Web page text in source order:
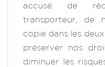
accusé de
transporteur, de
copie dans les
préserver nos
diminuer les